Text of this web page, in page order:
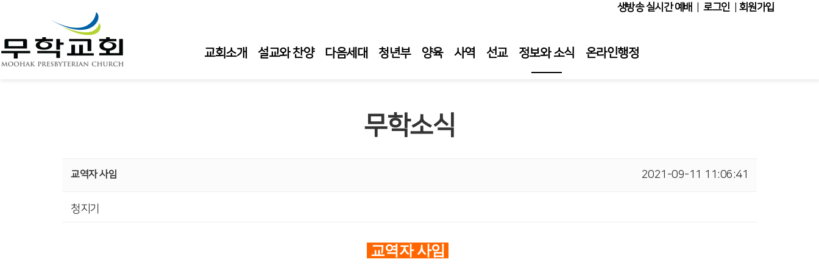
생방송 실시간 예배 로그인 회원가입
교회소개 설교와 찬양 다음세대 청년부 양육 사역 선교 정보와 소식 온라인행정
무학소식
교역자 사임 2021-09-11 11:06:41
청지기
교역자 사임